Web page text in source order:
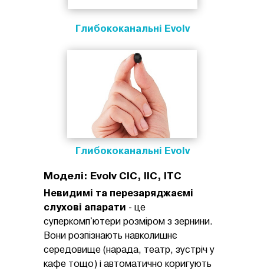
Невидимі та перезаряджаємі
слухові апарати - це
суперкомп'ютери розміром з зернини.
Вони розпізнають навколишнє
середовище (нарада, театр, зустріч у
кафе тощо) і автоматично коригують
Глибококанальні Evolv
Глибококанальні Evolv
Моделі: Evolv CIC, IIC, ITC